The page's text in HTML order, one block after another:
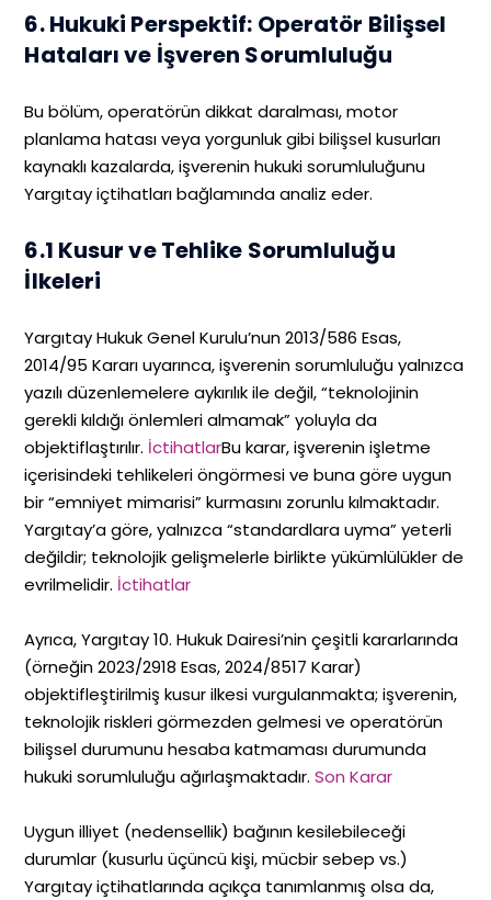
6. Hukuki Perspektif: Operatör Bilişsel
Hataları ve İşveren Sorumluluğu
Bu bölüm, operatörün dikkat daralması, motor
planlama hatası veya yorgunluk gibi bilişsel kusurları
kaynaklı kazalarda, işverenin hukuki sorumluluğunu
Yargıtay içtihatları bağlamında analiz eder.
6.1 Kusur ve Tehlike Sorumluluğu
İlkeleri
Yargıtay Hukuk Genel Kurulu’nun 2013/586 Esas,
2014/95 Kararı uyarınca, işverenin sorumluluğu yalnızca
yazılı düzenlemelere aykırılık ile değil, “teknolojinin
gerekli kıldığı önlemleri almamak” yoluyla da
objektiflaştırılır. İctihatlarBu karar, işverenin işletme
içerisindeki tehlikeleri öngörmesi ve buna göre uygun
bir “emniyet mimarisi” kurmasını zorunlu kılmaktadır.
Yargıtay’a göre, yalnızca “standardlara uyma” yeterli
değildir; teknolojik gelişmelerle birlikte yükümlülükler de
evrilmelidir. İctihatlar
Ayrıca, Yargıtay 10. Hukuk Dairesi’nin çeşitli kararlarında
(örneğin 2023/2918 Esas, 2024/8517 Karar)
objektifleştirilmiş kusur ilkesi vurgulanmakta; işverenin,
teknolojik riskleri görmezden gelmesi ve operatörün
bilişsel durumunu hesaba katmaması durumunda
hukuki sorumluluğu ağırlaşmaktadır.Son Karar
Uygun illiyet (nedensellik) bağının kesilebileceği
durumlar (kusurlu üçüncü kişi, mücbir sebep vs.)
Yargıtay içtihatlarında açıkça tanımlanmış olsa da,